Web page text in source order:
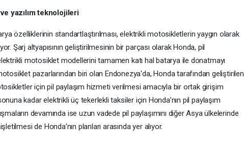
yazılım teknolojileri
özelliklerinin standartlaştırılması, elektrikli motosikletlerin yaygın olarak
Şarj altyapısının geliştirilmesinin bir parçası olarak Honda, pil
elektrikli motosiklet modellerini tamamen katı hal batarya ile donatmayı
pazarlarından biri olan Endonezya'da, Honda tarafından geliştirilen
için pil paylaşım hizmeti verilmesi amacıyla bir ortak girişim
kadar elektrikli üç tekerlekli taksiler için Honda’nın pil paylaşım
devamında ise uzun vadede pil paylaşımını diğer Asya ülkelerinde
de Honda’nın planları arasında yer alıyor.